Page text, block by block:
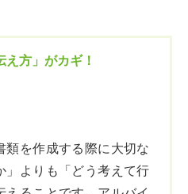
方」がカギ！
類を作成する際に大切な
」よりも「どう考えて行